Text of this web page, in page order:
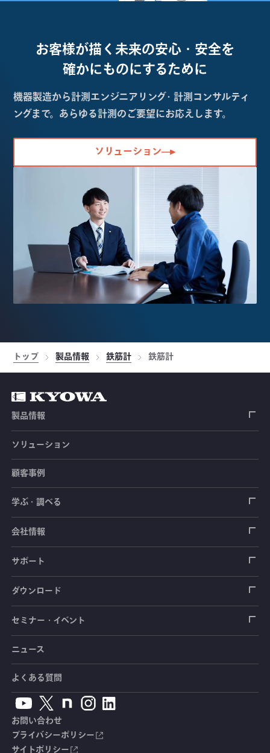
お客様が描く未来の安心・安全を
確かにものにするために
機器製造から計測エンジニアリング・計測コンサルティ
ングまで。あらゆる計測のご要望にお応えします。
ソリューション
トップ 製品情報 鉄筋計 鉄筋計
製品情報
ひずみゲージ
センサ（変換器）
ロードセル
加速度センサ
圧力センサ
トルクセンサ
土木建築用センサ
荷重計
土圧計
間隙水圧計
傾斜計
鉄筋計
沈下計
自動車用センサ
シートベルト張力計
操舵力・操舵角計
手ブレーキ計・チェンジレバー操作力計
踏力計
ホイールトルクセンサ
人体ダミー用センサ
測定器
データロガー
指示計・表示器
増幅器（アンプ）
ハンディ測定器（チェッカ）
ソフトウェア
計測システム
道路用計測システム
鉄道用計測システム
自動車用計測システム
土木用計測システム
ブリッジボックス
ケーブル・コネクタ
アクセサリ
製品・サービスTopics
ソリューション
顧客事例
学ぶ・調べる
ひずみゲージ
センサ（変換器）
測定器
光ファイバ計測ソリューション - 学ぶ・調べる
共和技報
単位変換表
用語集
会社情報
拠点情報
会社概要
サポート
製品輸出時の取り扱いと該非判定書
毒物及び劇物譲受書
安全データシート（SDS）
カタログ・資料のダウンロード
生産終了製品一覧
拠点情報
ダウンロード
カタログ
取扱説明書
CADデータ
ソフトウェアバージョンアップ
総合カタログ
セミナー・イベント
セミナー・講習会
イベント・展示会
ニュース
よくある質問
お問い合わせ
プライバシーポリシー
サイトポリシー